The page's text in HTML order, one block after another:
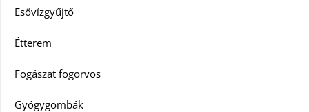
Esővízgyűjtő
Étterem
Fogászat fogorvos
Gyógygombák